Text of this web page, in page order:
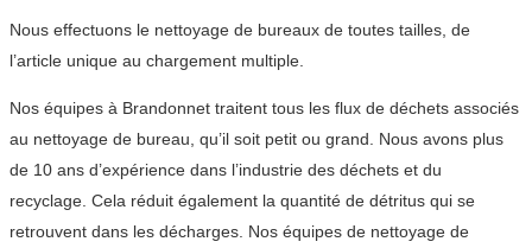
Nous effectuons le nettoyage de bureaux de toutes tailles, de
l’article unique au chargement multiple.
Nos équipes à Brandonnet traitent tous les flux de déchets associés
au nettoyage de bureau, qu’il soit petit ou grand. Nous avons plus
de 10 ans d’expérience dans l’industrie des déchets et du
recyclage. Cela réduit également la quantité de détritus qui se
retrouvent dans les décharges. Nos équipes de nettoyage de